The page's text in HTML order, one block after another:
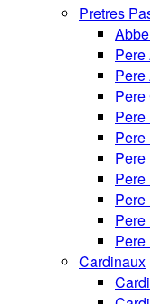
Pretres
Pere
Pere
Pere
Pere
Pere
Cardinaux